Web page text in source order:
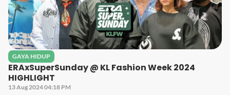
GAYA HIDUP
ERAxSuperSunday @ KL Fashion Week 2024
HIGHLIGHT
13 Aug 2024 04:18 PM